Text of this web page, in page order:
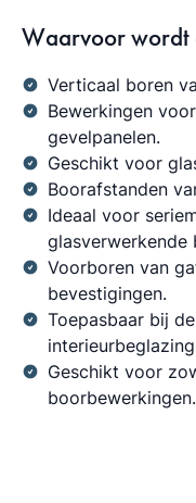
Waarvoor wordt
Verticaal boren
Bewerkingen
gevelpanelen.
Geschikt voor
Boorafstanden
Ideaal voor
glasverwerkende
Voorboren van
bevestigingen.
Toepasbaar bij
Geschikt voor
boorbewerkingen.